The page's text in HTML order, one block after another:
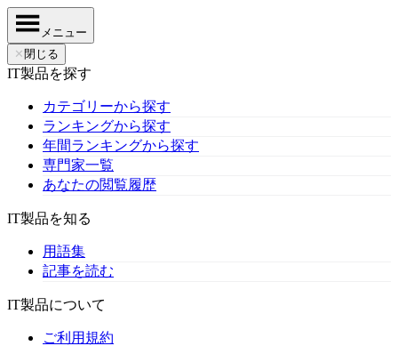
メニュー
✕ 閉じる
IT製品を探す
カテゴリーから探す
ランキングから探す
年間ランキングから探す
専門家一覧
あなたの閲覧履歴
IT製品を知る
用語集
記事を読む
IT製品について
ご利用規約